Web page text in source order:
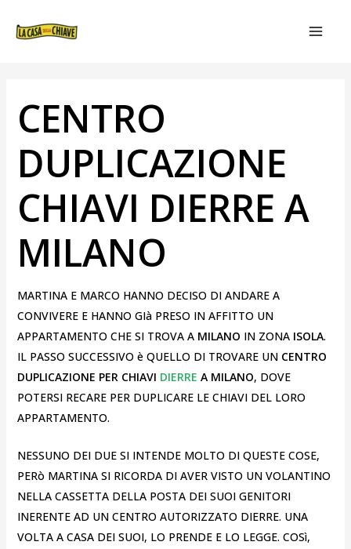
CENTRO
DUPLICAZIONE
CHIAVI DIERRE A
MILANO
MARTINA E MARCO HANNO DECISO DI ANDARE A
CONVIVERE E HANNO GIà PRESO IN AFFITTO UN
APPARTAMENTO CHE SI TROVA A MILANO IN ZONA ISOLA.
IL PASSO SUCCESSIVO è QUELLO DI TROVARE UN CENTRO
DUPLICAZIONE PER CHIAVI DIERRE A MILANO, DOVE
POTERSI RECARE PER DUPLICARE LE CHIAVI DEL LORO
APPARTAMENTO.
NESSUNO DEI DUE SI INTENDE MOLTO DI QUESTE COSE,
PERò MARTINA SI RICORDA DI AVER VISTO UN VOLANTINO
NELLA CASSETTA DELLA POSTA DEI SUOI GENITORI
INERENTE AD UN CENTRO AUTORIZZATO DIERRE. UNA
VOLTA A CASA DEI SUOI, LO PRENDE E LO LEGGE. COSì,
ARTICOLI